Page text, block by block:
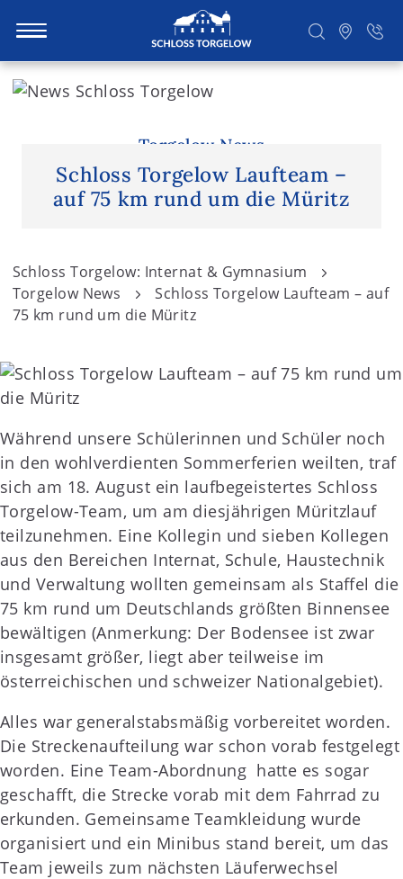
S
t
Torgelow News
Schloss Torgelow Laufteam –
auf 75 km rund um die Müritz
Schloss Torgelow: Internat & Gymnasium
Torgelow News
Schloss Torgelow Laufteam – auf
75 km rund um die Müritz
Während unsere Schülerinnen und Schüler noch
in den wohlverdienten Sommerferien weilten, traf
sich am 18. August ein laufbegeistertes Schloss
Torgelow-Team, um am diesjährigen Müritzlauf
teilzunehmen. Eine Kollegin und sieben Kollegen
aus den Bereichen Internat, Schule, Haustechnik
und Verwaltung wollten gemeinsam als Staffel die
75 km rund um Deutschlands größten Binnensee
bewältigen (Anmerkung: Der Bodensee ist zwar
insgesamt größer, liegt aber teilweise im
österreichischen und schweizer Nationalgebiet).
Alles war generalstabsmäßig vorbereitet worden.
Die Streckenaufteilung war schon vorab festgelegt
worden. Eine Team-Abordnung hatte es sogar
geschafft, die Strecke vorab mit dem Fahrrad zu
erkunden. Gemeinsame Teamkleidung wurde
organisiert und ein Minibus stand bereit, um das
Team jeweils zum nächsten Läuferwechsel